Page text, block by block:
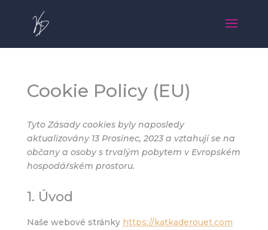
Cookie Policy (EU)
Tyto Zásady cookies byly naposledy
aktualizovány 13 Prosinec, 2023 a vztahují se na
občany a osoby s trvalým pobytem v Evropském
hospodářském prostoru.
1. Úvod
Naše webové stránky https://katkaderouet.com